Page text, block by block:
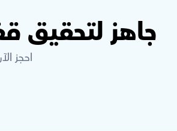
جاهز لتحقيق
احجز